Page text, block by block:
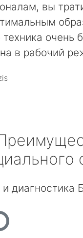
вы
техника очень
в рабочий
диагностика